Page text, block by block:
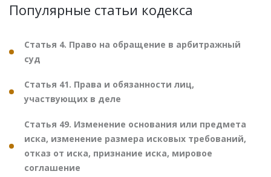
Популярные статьи кодекса
Статья 4. Право на обращение в арбитражный
суд
Статья 41. Права и обязанности лиц,
участвующих в деле
Статья 49. Изменение основания или предмета
иска, изменение размера исковых требований,
отказ от иска, признание иска, мировое
соглашение